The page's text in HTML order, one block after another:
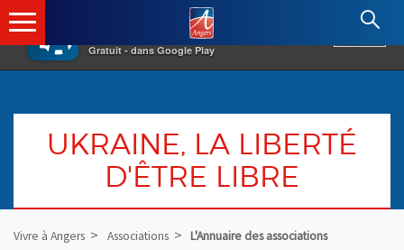
×
Gratuit - dans Google Play
Angers.fr : Retour à l'accueil
UKRAINE, LA LIBERTÉ
D'ÊTRE LIBRE
Vivre à Angers Associations L'Annuaire des associations